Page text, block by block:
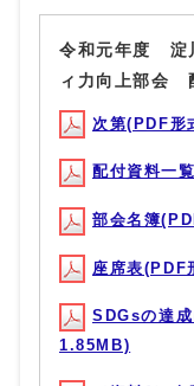
令和元年度 淀
ィ力向上部会
次第(PDF
配付資料一
部会名簿
座席表
SDGsの達
1.85MB)